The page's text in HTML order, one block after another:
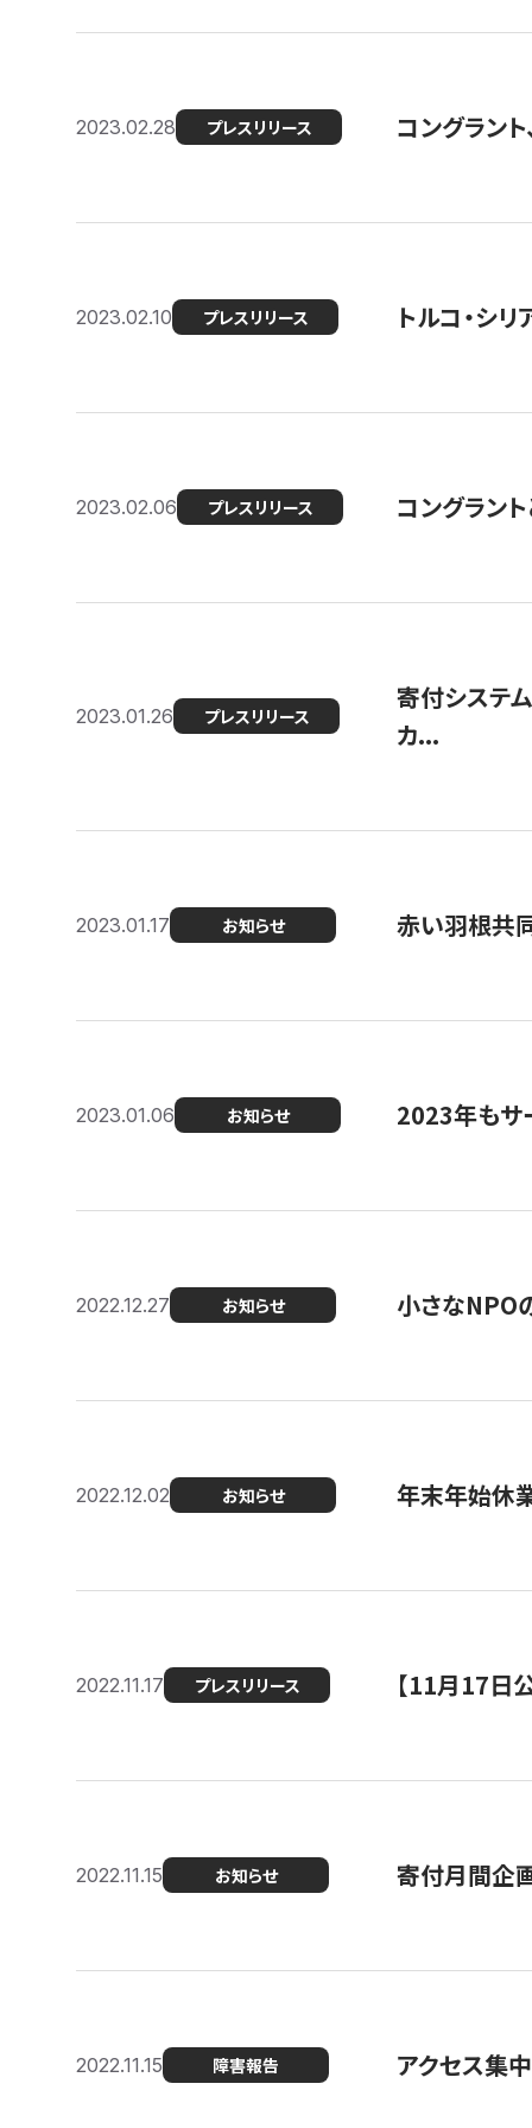
2023.02.28 プレスリリース コングラン
2023.02.10 プレスリリース トルコ・シ
2023.02.06 プレスリリース コングラン
2023.01.26 プレスリリース
寄付システ
カ...
2023.01.17 お知らせ 赤い羽根共
2023.01.06 お知らせ 2023年もサ
2022.12.27 お知らせ 小さなNPO
2022.12.02 お知らせ 年末年始休
2022.11.17 プレスリリース 【11月17日
2022.11.15 お知らせ 寄付月間企
2022.11.15 障害報告 アクセス集